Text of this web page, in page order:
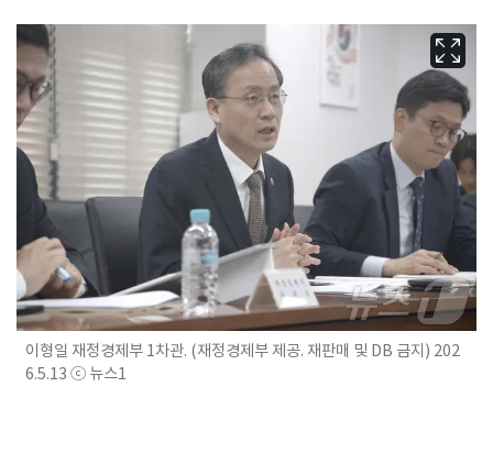
이형일 재정경제부 1차관. (재정경제부 제공. 재판매 및 DB 금지) 202
6.5.13 ⓒ 뉴스1